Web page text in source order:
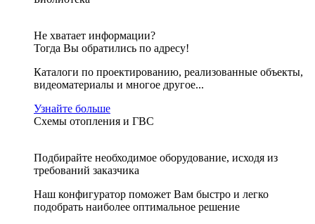
Не хватает информации?
Тогда Вы обратились по адресу!
Каталоги по проектированию, реализованные объекты,
видеоматериалы и многое другое...
Узнайте больше
Схемы отопления и ГВС
Подбирайте необходимое оборудование, исходя из
требований заказчика
Наш конфигуратор поможет Вам быстро и легко
подобрать наиболее оптимальное решение